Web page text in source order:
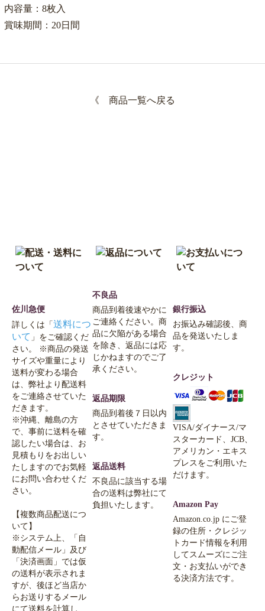
内容量：8枚入
賞味期間：20日間
《 商品一覧へ戻る
佐川急便
詳しくは「送料につ
いて 」をご確認くだ
さい。 ※商品の発送
サイズや重量により
送料が変わる場合
は、弊社より配送料
をご連絡させていた
だきます。
※沖縄、離島の方
で、事前に送料を確
認したい場合は、お
見積もりをお出しい
たしますのでお気軽
にお問い合わせくだ
さい。
【複数商品配送につ
いて】
※システム上、「自
動配信メール」及び
「決済画面」では仮
の送料が表示されま
すが、後ほど当店か
らお送りするメール
にて送料を計算し、
不良品
商品到着後速やかに
ご連絡ください。商
品に欠陥がある場合
を除き、返品には応
じかねますのでご了
承ください。
返品期限
商品到着後７日以内
とさせていただきま
す。
返品送料
不良品に該当する場
合の送料は弊社にて
負担いたします。
銀行振込
お振込み確認後、商
品を発送いたしま
す。
クレジット
VISA/ダイナース/マ
スターカード、JCB、
アメリカン・エキス
プレスをご利用いた
だけます。
Amazon Pay
Amazon.co.jp にご登
録の住所・クレジッ
トカード情報を利用
してスムーズにご注
文・お支払いができ
る決済方法です。